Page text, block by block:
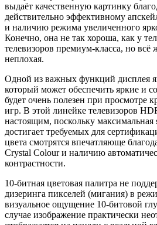
выдаёт качественную картинку
действительно эффективному
и наличию режима увеличенного
Конечно, она не так хороша, как у
телевизоров премиум-класса, но всё
неплохая.
Одной из важных функций дисплея
который может обеспечить яркие и
будет очень полезен при просмотре
игр. В этой линейке телевизоров
настоящим, поскольку максимальная
достигает требуемых для
цвета смотрятся впечатляюще
Crystal Сolour и наличию
контрастности.
10-битная цветовая палитра не
дизеринга пикселей (мигания) в
визуальное ощущение 10-битовой
случае изображение практически